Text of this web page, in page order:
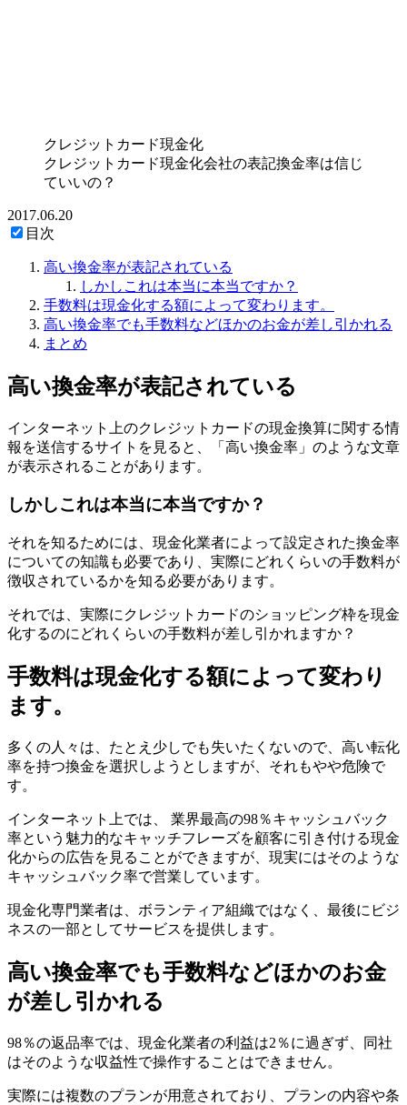
クレジットカード現金化
クレジットカード現金化会社の表記換金率は信じ
ていいの？
2017.06.20
目次
高い換金率が表記されている
しかしこれは本当に本当ですか？
手数料は現金化する額によって変わります。
高い換金率でも手数料などほかのお金が差し引かれる
まとめ
高い換金率が表記されている
インターネット上のクレジットカードの現金換算に関する情
報を送信するサイトを見ると、「高い換金率」のような文章
が表示されることがあります。
しかしこれは本当に本当ですか？
それを知るためには、現金化業者によって設定された換金率
についての知識も必要であり、実際にどれくらいの手数料が
徴収されているかを知る必要があります。
それでは、実際にクレジットカードのショッピング枠を現金
化するのにどれくらいの手数料が差し引かれますか？
手数料は現金化する額によって変わり
ます。
多くの人々は、たとえ少しでも失いたくないので、高い転化
率を持つ換金を選択しようとしますが、それもやや危険で
す。
インターネット上では、 業界最高の98％キャッシュバック
率という魅力的なキャッチフレーズを顧客に引き付ける現金
化からの広告を見ることができますが、現実にはそのような
キャッシュバック率で営業しています。
現金化専門業者は、ボランティア組織ではなく、最後にビジ
ネスの一部としてサービスを提供します。
高い換金率でも手数料などほかのお金
が差し引かれる
98％の返品率では、現金化業者の利益は2％に過ぎず、同社
はそのような収益性で操作することはできません。
実際には複数のプランが用意されており、プランの内容や条